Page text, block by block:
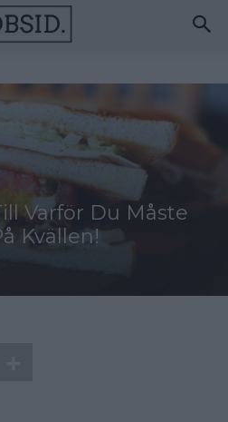
Varför Du Måste
Kvällen!